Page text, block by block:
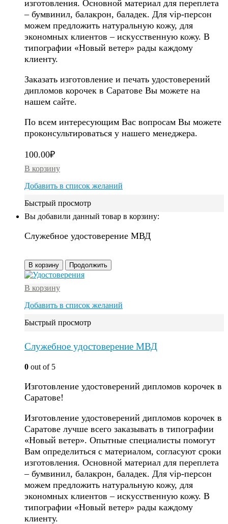
изготовления. Основной материал для переплета
– бумвинил, балакрон, баладек. Для vip-персон
можем предложить натуральную кожу, для
экономных клиентов – искусственную кожу. В
типографии «Новый ветер» рады каждому
клиенту.
Заказать изготовление и печать удостоверений
дипломов корочек в Саратове Вы можете на
нашем сайте.
По всем интересующим Вас вопросам Вы можете
проконсультироваться у нашего менеджера.
100.00₽
В корзину
Добавить в список желаний
Быстрый просмотр
Вы добавили данный товар в корзину:
Служебное удостоверение МВД
В корзину Продолжить
В корзину
Добавить в список желаний
Быстрый просмотр
Служебное удостоверение МВД
0 out of 5
Изготовление удостоверений дипломов корочек в
Саратове!
Изготовление удостоверений дипломов корочек в
Саратове лучше всего заказывать в типографии
«Новый ветер». Опытные специалисты помогут
Вам определиться с материалом, согласуют сроки
изготовления. Основной материал для переплета
– бумвинил, балакрон, баладек. Для vip-персон
можем предложить натуральную кожу, для
экономных клиентов – искусственную кожу. В
типографии «Новый ветер» рады каждому
клиенту.